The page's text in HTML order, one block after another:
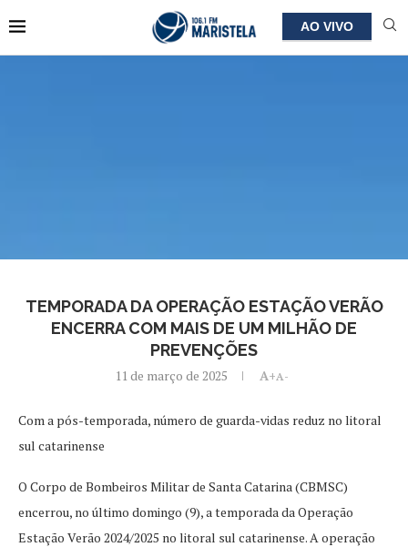
AO VIVO
TEMPORADA DA OPERAÇÃO ESTAÇÃO VERÃO
ENCERRA COM MAIS DE UM MILHÃO DE
PREVENÇÕES
11 de março de 2025 A+A-
Com a pós-temporada, número de guarda-vidas reduz no litoral
sul catarinense
O Corpo de Bombeiros Militar de Santa Catarina (CBMSC)
encerrou, no último domingo (9), a temporada da Operação
Estação Verão 2024/2025 no litoral sul catarinense. A operação